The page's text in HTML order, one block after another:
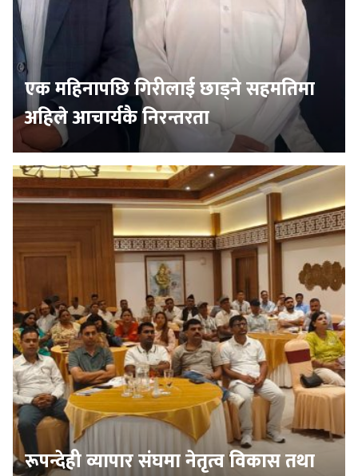
एक महिनापछि गिरीलाई छाड्ने सहमतिमा
अहिले आचार्यकै निरन्तरता
रूपन्देही व्यापार संघमा नेतृत्व विकास तथा